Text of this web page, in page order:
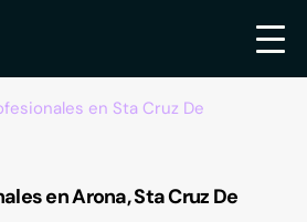
en Sta Cruz De
en Arona, Sta Cruz De